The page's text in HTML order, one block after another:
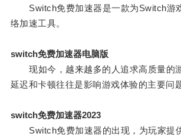
Switch免费加速器是一款为Switch游
络加速工具。
switch免费加速器电脑版
现如今，越来越多的人追求高质量的
延迟和卡顿往往是影响游戏体验的主要问
switch免费加速器2023
Switch免费加速器的出现，为玩家提